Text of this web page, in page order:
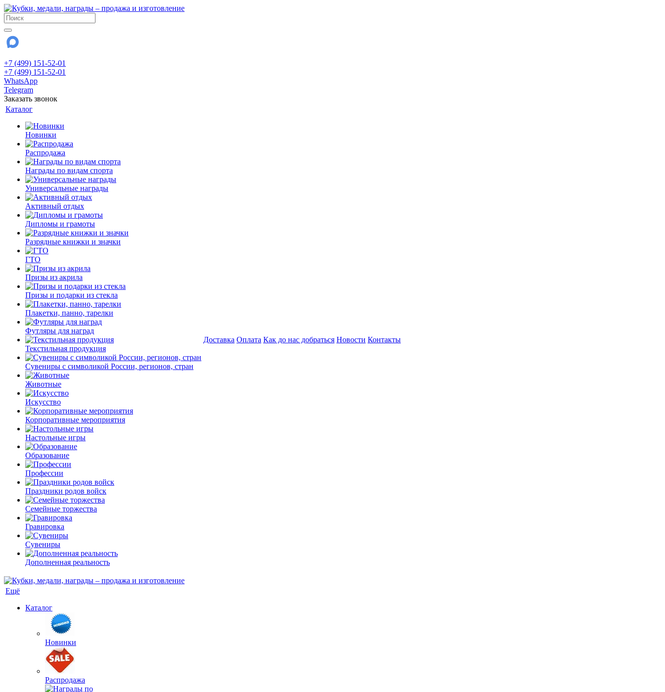
+7 (499) 151-52-01
+7 (499) 151-52-01
WhatsApp
Telegram
Заказать звонок
Каталог
Новинки
Распродажа
Награды по видам спорта
Универсальные награды
Активный отдых
Дипломы и грамоты
Разрядные книжки и значки
ГТО
Призы из акрила
Призы и подарки из стекла
Плакетки, панно, тарелки
Футляры для наград
Текстильная продукция
Сувениры с символикой России, регионов, стран
Животные
Искусство
Корпоративные мероприятия
Настольные игры
Образование
Профессии
Праздники родов войск
Семейные торжества
Гравировка
Сувениры
Дополненная реальность
Доставка Оплата Как до нас добраться Новости Контакты
Ещё
Каталог
Новинки
Распродажа